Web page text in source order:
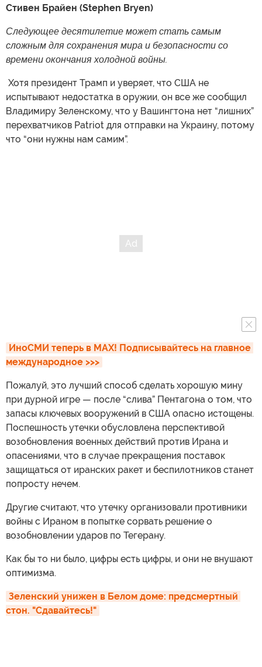
Стивен Брайен (Stephen Bryen)
Следующее десятилетие может стать самым
сложным для сохранения мира и безопасности со
времени окончания холодной войны.
​ Хотя президент Трамп и уверяет, что США не
испытывают недостатка в оружии, он все же сообщил
Владимиру Зеленскому, что у Вашингтона нет “лишних”
перехватчиков Patriot для отправки на Украину, потому
что “они нужны нам самим”.
ИноСМИ теперь в MAX! Подписывайтесь на главное
международное >>>
Пожалуй, это лучший способ сделать хорошую мину
при дурной игре — после “слива” Пентагона о том, что
запасы ключевых вооружений в США опасно истощены.
Поспешность утечки обусловлена перспективой
возобновления военных действий против Ирана и
опасениями, что в случае прекращения поставок
защищаться от иранских ракет и беспилотников станет
попросту нечем.
Другие считают, что утечку организовали противники
войны с Ираном в попытке сорвать решение о
возобновлении ударов по Тегерану.
Как бы то ни было, цифры есть цифры, и они не внушают
оптимизма.
Зеленский унижен в Белом доме: предсмертный
стон. "Сдавайтесь!"